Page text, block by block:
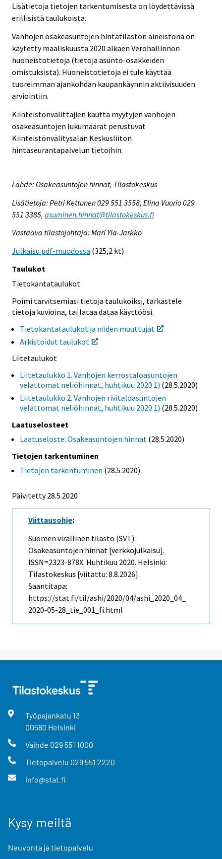
Lisätietoja tietojen tarkentumisesta on löydettävissä
erillisistä taulukoista.
Vanhojen osakeasuntojen hintatilaston aineistona on
käytetty maaliskuusta 2020 alkaen Verohallinnon
huoneistotietoja (tietoja asunto-osakkeiden
omistuksista). Huoneistotietoja ei tule käyttää
tuoreimman ajankohdan kaupankäynnin aktiivisuuden
arviointiin.
Kiinteistönvälittäjien kautta myytyjen vanhojen
osakeasuntojen lukumäärät perustuvat
Kiinteistönvälitysalan Keskusliiton
hintaseurantapalvelun tietoihin.
Lähde: Osakeasuntojen hinnat, Tilastokeskus
Lisätietoja: Petri Kettunen 029 551 3558, Elina Vuorio 029
551 3385, asuminen.hinnat@tilastokeskus.fi
Vastaava tilastojohtaja: Mari Ylä-Jarkko
Julkaisu pdf-muodossa (325,2 kt)
Taulukot
Tietokantataulukot
Poimi tarvitsemiasi tietoja taulukoiksi, tarkastele
tietoja kuvioina, tai lataa dataa käyttöösi.
Tietokantataulukot ja niiden muuttujat
Arkistoidut taulukot
Liitetaulukot
Liitetaulukko 1. Vanhojen kerrostaloasuntojen
velattomat neliöhinnat, huhtikuu 2020 1) (28.5.2020)
Liitetaulukko 2. Vanhojen rivitaloasuntojen
velattomat neliöhinnat, huhtikuu 2020 1) (28.5.2020)
Laatuselosteet
Laatuseloste: Osakeasuntojen hinnat (28.5.2020)
Tietojen tarkentuminen
Tietojen tarkentuminen (28.5.2020)
Päivitetty 28.5.2020
Viittausohje:
Suomen virallinen tilasto (SVT):
Osakeasuntojen hinnat [verkkojulkaisu].
ISSN=2323-878X. Huhtikuu 2020. Helsinki:
Tilastokeskus [viitattu: 8.8.2026].
Saantitapa:
https://stat.fi/til/ashi/2020/04/ashi_2020_04_
2020-05-28_tie_001_fi.html
Työpajankatu 13
00580 Helsinki
Vaihde 029 551 1000
Tietopalvelu 029 551 2220
info@stat.fi
Kysy meiltä
Neuvonta ja tietopalvelu